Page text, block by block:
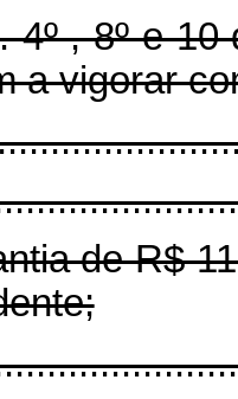
4º , 8º e
a vigorar
de R$